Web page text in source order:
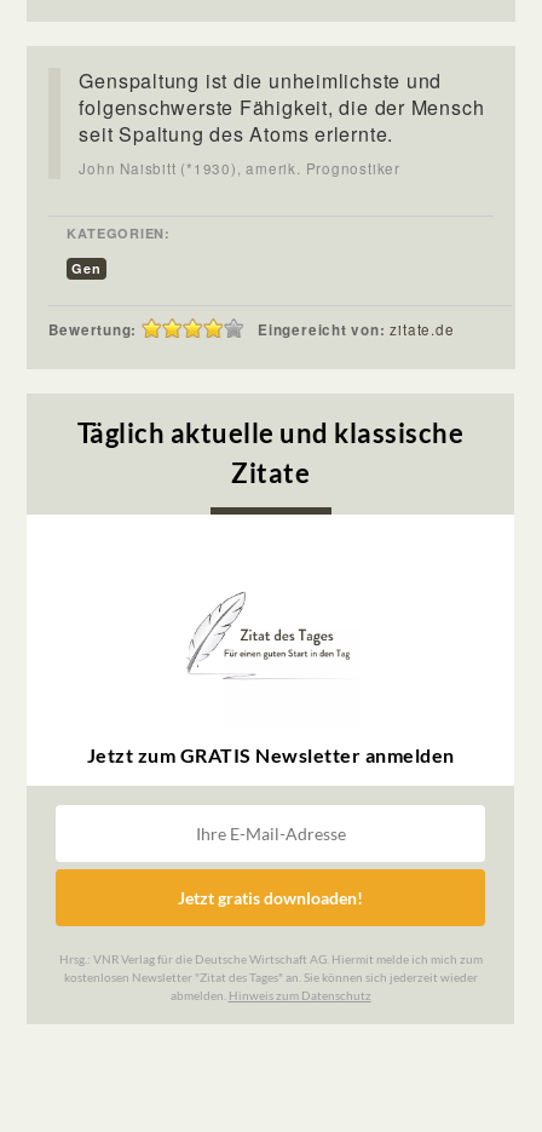
Genspaltung ist die unheimlichste und
folgenschwerste Fähigkeit, die der Mensch
seit Spaltung des Atoms erlernte.
John Naisbitt (*1930), amerik. Prognostiker
KATEGORIEN:
Gen
Bewertung: Eingereicht von:zitate.de